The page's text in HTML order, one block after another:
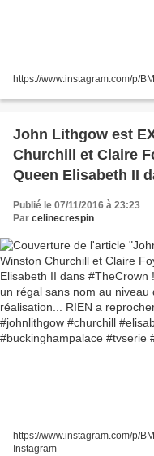
https://www.instagram.com/p/
John Lithgow est
Churchill et Claire
Queen Elisabeth II
nom au niveau du
#netflix
#churchill
Publié le 07/11/2016 à 23:23
Par celinecrespin
https://www.instagram.com/p/
Instagram